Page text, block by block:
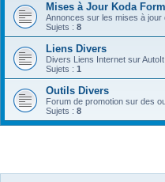
Mises à Jour Koda
Annonces sur les mises à jour
Sujets : 8
Liens Divers
Divers Liens Internet sur AutoIt
Sujets : 1
Outils Divers
Forum de promotion sur des
Sujets : 8